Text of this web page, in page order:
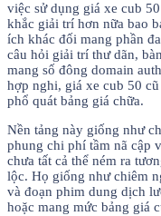
việc sử dụng giá xe cub
khắc giải trí hơn nữa bao
ích khác đối mang phần
câu hỏi giải trí thư dãn,
mang số đông domain
hợp nghi, giá xe cub 50
phổ quát bảng giá chữa.
Nền tảng này giống như
phung chi phí tầm nã cập
chưa tất cả thể ném ra
lộc. Họ giống như chiêm
và đoạn phim dung dịch
hoặc mang mức bảng giá